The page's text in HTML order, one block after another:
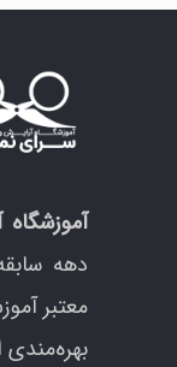
آموزشگاه
دهه
معتبر
بهره‌مندی